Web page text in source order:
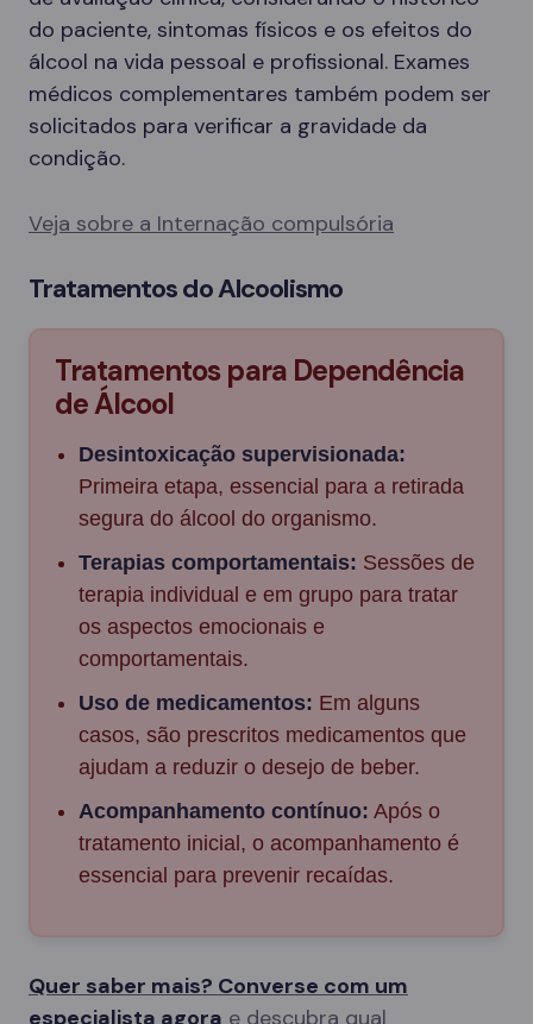
do paciente, sintomas físicos e os efeitos do
álcool na vida pessoal e profissional. Exames
médicos complementares também podem ser
solicitados para verificar a gravidade da
condição.
Veja sobre a Internação compulsória
Tratamentos do Alcoolismo
Tratamentos para Dependência
de Álcool
Desintoxicação supervisionada:
Primeira etapa, essencial para a retirada
segura do álcool do organismo.
Terapias comportamentais: Sessões de
terapia individual e em grupo para tratar
os aspectos emocionais e
comportamentais.
Uso de medicamentos: Em alguns
casos, são prescritos medicamentos que
ajudam a reduzir o desejo de beber.
Acompanhamento contínuo: Após o
tratamento inicial, o acompanhamento é
essencial para prevenir recaídas.
Quer saber mais? Converse com um
especialista agora e descubra qual